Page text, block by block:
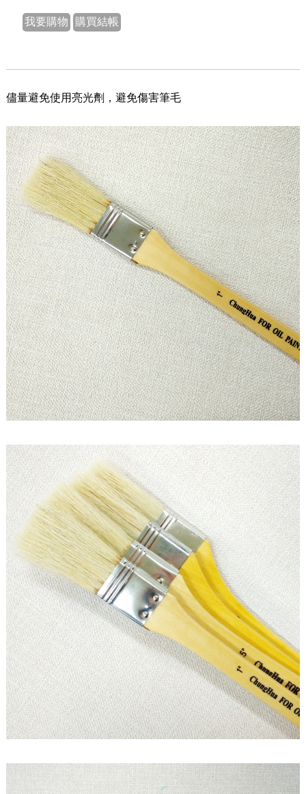
我要購物 購買結帳
儘量避免使用亮光劑，避免傷害筆毛